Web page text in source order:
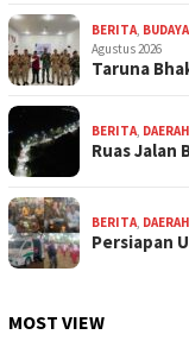
BERITA, BUDAYA
Agustus 2026
Taruna
BERITA, DAERAH
Ruas Jalan
BERITA, DAERAH
Persiapan
MOST VIEW